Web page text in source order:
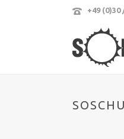
+49 (0)30